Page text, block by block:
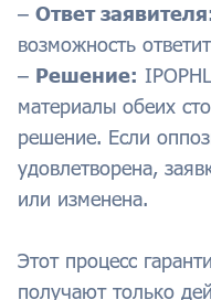
– Ответ
возможность
– Решение:
материалы обеих
решение. Если
удовлетворена,
или изменена.
Этот процесс
получают только